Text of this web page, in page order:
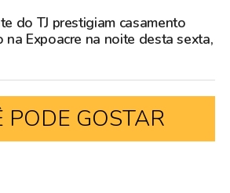
do TJ prestigiam casamento
Expoacre na noite desta sexta,
PODE GOSTAR